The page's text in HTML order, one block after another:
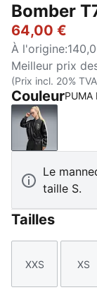
Bomber
64,00 €
À l'origine:
Meilleur prix
(Prix incl. 20%
CouleurPUMA
PUMA Black
Le
taille S.
Tailles
Taille
XXS XS